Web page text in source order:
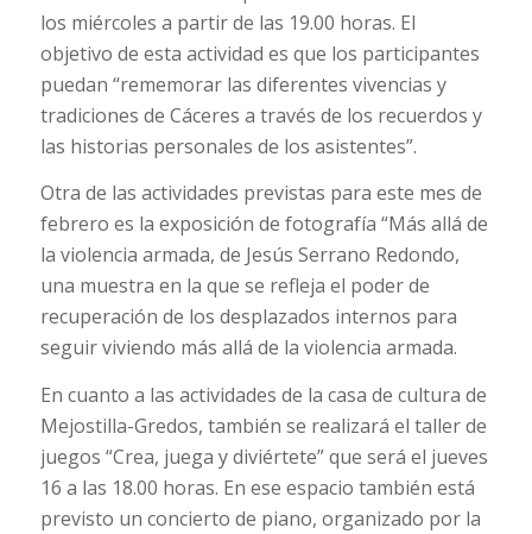
los miércoles a partir de las 19.00 horas. El
objetivo de esta actividad es que los participantes
puedan “rememorar las diferentes vivencias y
tradiciones de Cáceres a través de los recuerdos y
las historias personales de los asistentes”.
Otra de las actividades previstas para este mes de
febrero es la exposición de fotografía “Más allá de
la violencia armada, de Jesús Serrano Redondo,
una muestra en la que se refleja el poder de
recuperación de los desplazados internos para
seguir viviendo más allá de la violencia armada.
En cuanto a las actividades de la casa de cultura de
Mejostilla-Gredos, también se realizará el taller de
juegos “Crea, juega y diviértete” que será el jueves
16 a las 18.00 horas. En ese espacio también está
previsto un concierto de piano, organizado por la